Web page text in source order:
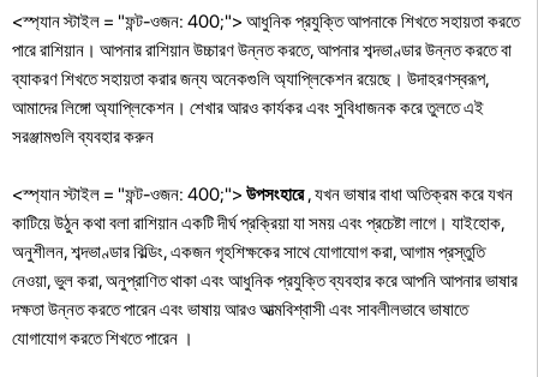
<স্প্যান স্টাইল = "ফন্ট-ওজন: 400;"> আধুনিক প্রযুক্তি আপনাকে শিখতে সহায়তা করতে
পারে রাশিয়ান। আপনার রাশিয়ান উচ্চারণ উন্নত করতে, আপনার শব্দভাণ্ডার উন্নত করতে বা
ব্যাকরণ শিখতে সহায়তা করার জন্য অনেকগুলি অ্যাপ্লিকেশন রয়েছে। উদাহরণস্বরূপ,
আমাদের লিঙ্গো অ্যাপ্লিকেশন। শেখার আরও কার্যকর এবং সুবিধাজনক করে তুলতে এই
সরঞ্জামগুলি ব্যবহার করুন
<স্প্যান স্টাইল = "ফন্ট-ওজন: 400;"> উপসংহারে, যখন ভাষার বাধা অতিক্রম করে যখন
কাটিয়ে উঠুন কথা বলা রাশিয়ান একটি দীর্ঘ প্রক্রিয়া যা সময় এবং প্রচেষ্টা লাগে। যাইহোক,
অনুশীলন, শব্দভাণ্ডার বিল্ডিং, একজন গৃহশিক্ষকের সাথে যোগাযোগ করা, আগাম প্রস্তুতি
নেওয়া, ভুল করা, অনুপ্রাণিত থাকা এবং আধুনিক প্রযুক্তি ব্যবহার করে আপনি আপনার ভাষার
দক্ষতা উন্নত করতে পারেন এবং ভাষায় আরও আত্মবিশ্বাসী এবং সাবলীলভাবে ভাষাতে
যোগাযোগ করতে শিখতে পারেন ।